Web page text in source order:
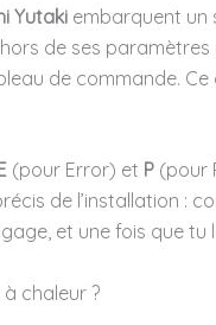
Yutaki embarquent un
de ses
de commande.
(pour Error) et P (pour
de l’installation :
et une fois que
chaleur ?